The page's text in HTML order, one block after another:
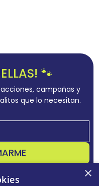
🐾
campañas y
que lo necesitan.
×